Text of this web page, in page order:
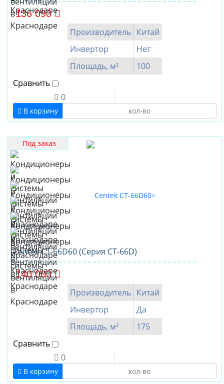
136 090
Производитель Китай
Инвертор
Нет
Площадь, м²
100
Сравнить
0
В корзину
Под заказ
Centek CT-66D60 (Серия CT-66D)
140 000
Производитель Китай
Инвертор
Да
Площадь, м²
175
Сравнить
0
В корзину